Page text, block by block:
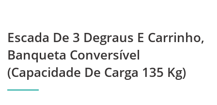
Escada De 3 Degraus E Carrinho,
Banqueta Conversível
(Capacidade De Carga 135 Kg)